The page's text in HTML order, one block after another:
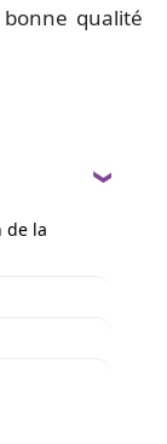
qualité
de la